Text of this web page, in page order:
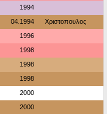
1994
04.1994 Χριστοπουλος
1996
1998
1998
1998
2000
2000